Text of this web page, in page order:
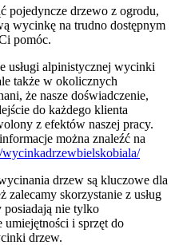
pojedyncze drzewo z ogrodu,
wycinkę na trudno dostępnym
pomóc.
usługi alpinistycznej wycinki
także w okolicznych
że nasze doświadczenie,
do każdego klienta
z efektów naszej pracy.
można znaleźć na
drzew są kluczowe dla
skorzystanie z usług
nie tylko
umiejętności i sprzęt do
drzew.